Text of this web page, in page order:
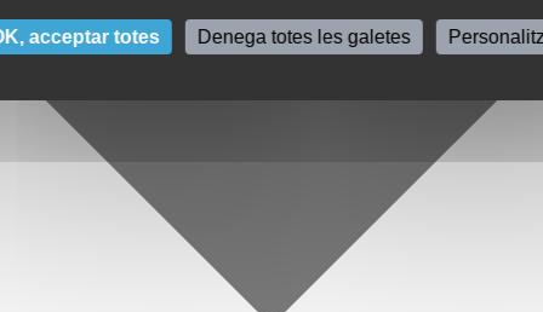
acceptar totes Denega totes les galetes